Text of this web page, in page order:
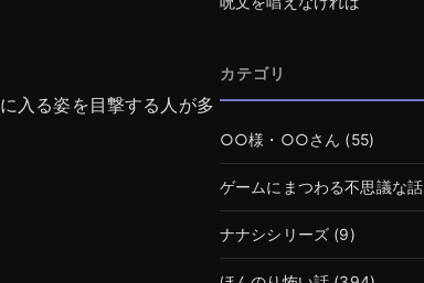
入る姿を目撃する人が多
カテゴリ
○○様・○○さん (55)
ゲームにまつわる不思議な話
ナナシシリーズ (9)